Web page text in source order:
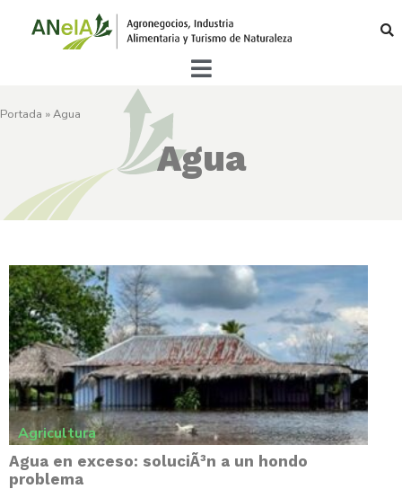
Portada »Agua
Agua
Agricultura
Agua en exceso: soluciÃ³n a un hondo
problema